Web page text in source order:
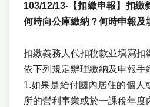
103/12/13-【扣繳申報】扣繳
何時向公庫繳納？何時申報及
扣繳義務人代扣稅款並填寫扣
依下列規定辦理繳納及申報手
1.如果是給付國內居住的個人
所的營利事業或於一課稅年